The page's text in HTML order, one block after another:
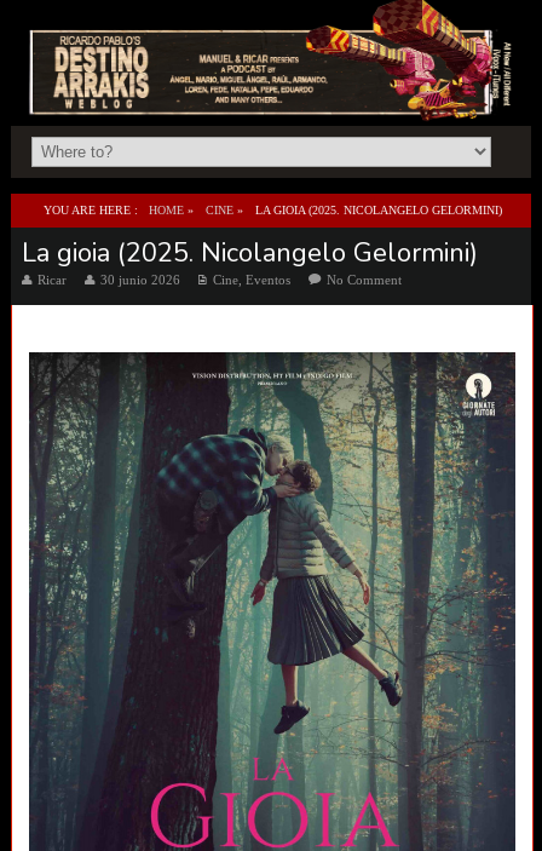
YOU ARE HERE : HOME » CINE » LA GIOIA (2025. NICOLANGELO GELORMINI)
La gioia (2025. Nicolangelo Gelormini)
Ricar 30 junio 2026 Cine, Eventos No Comment